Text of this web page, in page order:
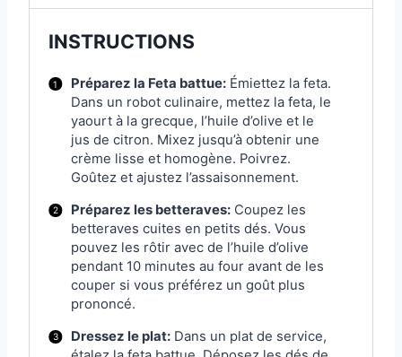
INSTRUCTIONS
Préparez la Feta battue:Émiettez la feta.
Dans un robot culinaire, mettez la feta, le
yaourt à la grecque, l’huile d’olive et le
jus de citron. Mixez jusqu’à obtenir une
crème lisse et homogène. Poivrez.
Goûtez et ajustez l’assaisonnement.
Préparez les betteraves:Coupez les
betteraves cuites en petits dés. Vous
pouvez les rôtir avec de l’huile d’olive
pendant 10 minutes au four avant de les
couper si vous préférez un goût plus
prononcé.
Dressez le plat:Dans un plat de service,